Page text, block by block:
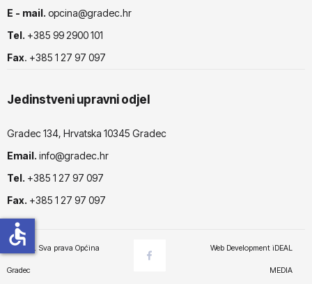
E - mail. opcina@gradec.hr
Tel. +385 99 2900 101
Fax. +385 1 27 97 097
Jedinstveni upravni odjel
Gradec 134, Hrvatska 10345 Gradec
Email. info@gradec.hr
Tel. +385 1 27 97 097
Fax. +385 1 27 97 097
© 2025. Sva prava Općina
Gradec
Web Development iDEAL
MEDIA
accessible